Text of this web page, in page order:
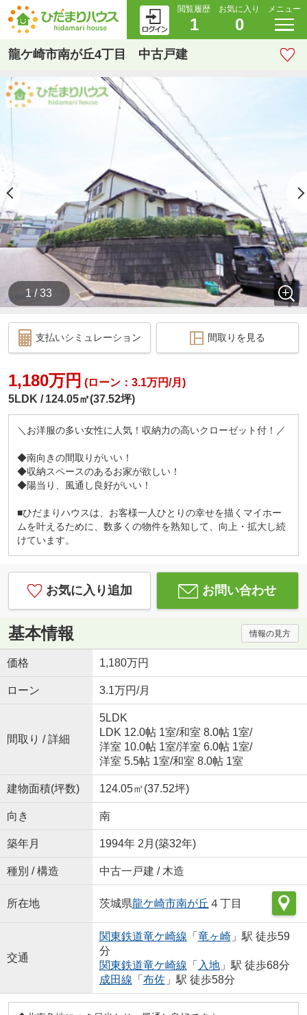
閲覧履歴
1
お気に入り
0
メニュー
龍ケ崎市南が丘4丁目 中古戸建
1 / 33
支払いシミュレーション 間取りを見る
1,180万円 (ローン：3.1万円/月)
5LDK
124.05㎡(37.52坪)
＼お洋服の多い女性に人気！収納力の高いクローゼット付！／
◆南向きの間取りがいい！
◆収納スペースのあるお家が欲しい！
◆陽当り、風通し良好がいい！
■ひだまりハウスは、お客様一人ひとりの幸せを描くマイホー
ムを叶えるために、数多くの物件を熟知して、向上・拡大し続
けています。
お気に入り追加 お問い合わせ
基本情報 情報の見方
価格 1,180万円
ローン 3.1万円/月
間取り / 詳細
5LDK
LDK 12.0帖 1室/和室 8.0帖 1室/
洋室 10.0帖 1室/洋室 6.0帖 1室/
洋室 5.5帖 1室/和室 8.0帖 1室
建物面積(坪数) 124.05㎡(37.52坪)
向き 南
築年月 1994年 2月(築32年)
種別 / 構造 中古一戸建 / 木造
所在地 茨城県龍ケ崎市南が丘 ４丁目
交通
関東鉄道竜ケ崎線 「 竜ヶ崎」駅 徒歩59
分
関東鉄道竜ケ崎線 「 入地」駅 徒歩68分
成田線 「 布佐」駅 徒歩58分